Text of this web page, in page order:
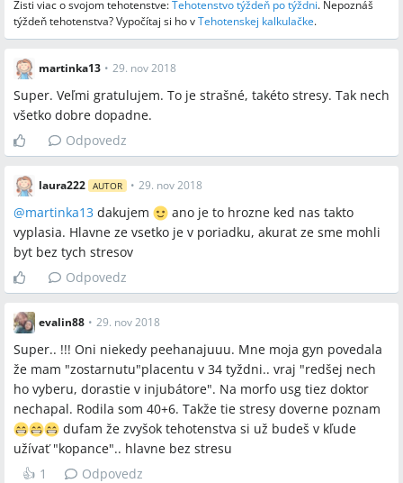
Zisti viac o svojom tehotenstve:Tehotenstvo týždeň po týždni. Nepoznáš
týždeň tehotenstva? Vypočítaj si ho vTehotenskej kalkulačke.
martinka13 • 29. nov 2018
Super. Veľmi gratulujem. To je strašné, takéto stresy. Tak nech
všetko dobre dopadne.
Odpovedz
laura222 AUTOR • 29. nov 2018
@martinka13 dakujem
ano je to hrozne ked nas takto
vyplasia. Hlavne ze vsetko je v poriadku, akurat ze sme mohli
byt bez tych stresov
Odpovedz
evalin88 • 29. nov 2018
Super.. !!! Oni niekedy peehanajuuu. Mne moja gyn povedala
že mam "zostarnutu"placentu v 34 tyždni.. vraj "redšej nech
ho vyberu, dorastie v injubátore". Na morfo usg tiez doktor
nechapal. Rodila som 40+6. Takže tie stresy doverne poznam
dufam že zvyšok tehotenstva si už budeš v kľude
užívať "kopance".. hlavne bez stresu
👍 1 Odpovedz